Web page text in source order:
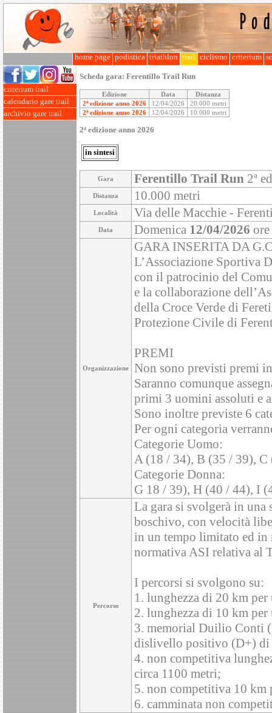
home page podistica triathlon trail ciclismo criterium
criterium trail
calendario gare trail
archivio gare trail
Scheda gara: Ferentillo Trail Run
Edizione Data
Distanza
2ª edizione anno 2026
12/04/2026
20.000 metri
2ª edizione anno 2026
12/04/2026 10.000 metri
2ª edizione anno 2026
in sintesi
Gara Ferentillo Trail Run 2ª
Distanza 10.000 metri
Località Via delle Macchie -
Data Domenica 12/04/2026
Organizzazione
GARA INSERITA DA
L’Associazione Sportiva
con il patrocinio del
e la collaborazione
della Croce Verde di
Protezione Civile di
PREMI
Non sono previsti premi
Saranno comunque
primi 3 uomini assoluti e
Sono inoltre previste 6
Per ogni categoria
Categorie Uomo:
A (18 / 34), B (35 / 39),
Categorie Donna:
G 18 / 39), H (40 / 44), I
Percorso
La gara si svolgerà in una
boschivo, con velocità
in un tempo limitato ed in
normativa ASI relativa al
I percorsi si svolgono su:
1. lunghezza di 20 km
2. lunghezza di 10 km
3. memorial Duilio Conti
dislivello positivo (D+) di
4. non competitiva
circa 1100 metri;
5. non competitiva 10
6. camminata non